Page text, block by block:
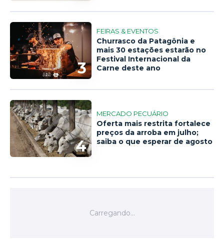
3
FEIRAS & EVENTOS
Churrasco da Patagônia e
mais 30 estações estarão no
Festival Internacional da
Carne deste ano
4
MERCADO PECUÁRIO
Oferta mais restrita fortalece
preços da arroba em julho;
saiba o que esperar de agosto